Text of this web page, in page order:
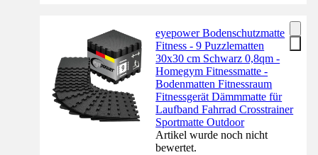
eyepower Bodenschutzmatte
Fitness - 9 Puzzlematten
30x30 cm Schwarz 0,8qm -
Homegym Fitnessmatte -
Bodenmatten Fitnessraum
Fitnessgerät Dämmmatte für
Laufband Fahrrad Crosstrainer
Sportmatte Outdoor
Artikel wurde noch nicht
bewertet.